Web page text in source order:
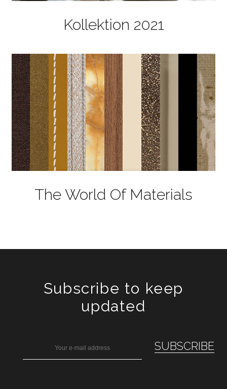
Kollektion 2021
The World Of Materials
Subscribe to keep
updated